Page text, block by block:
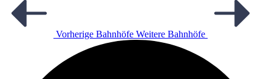
Vorherige Bahnhöfe Weitere Bahnhöfe